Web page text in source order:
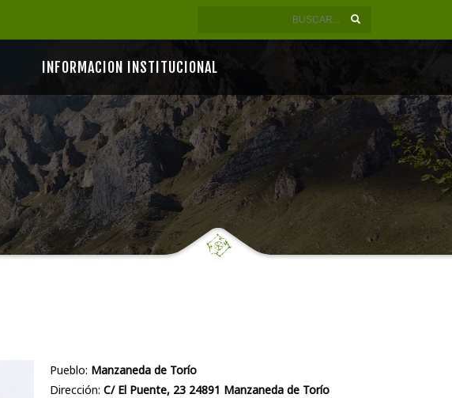
INFORMACION INSTITUCIONAL
Pueblo: Manzaneda de Torío
Dirección: C/ El Puente, 23 24891 Manzaneda de Torío